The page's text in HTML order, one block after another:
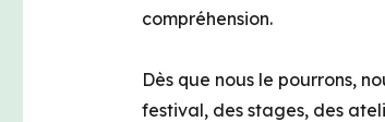
compréhension.
Dès que nous le pourrons,
festival, des stages, des